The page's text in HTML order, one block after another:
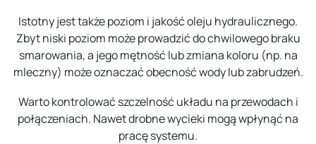
Istotny jest także poziom i jakość oleju hydraulicznego.
Zbyt niski poziom może prowadzić do chwilowego braku
smarowania, a jego mętność lub zmiana koloru (np. na
mleczny) może oznaczać obecność wody lub zabrudzeń.
Warto kontrolować szczelność układu na przewodach i
połączeniach. Nawet drobne wycieki mogą wpłynąć na
pracę systemu.